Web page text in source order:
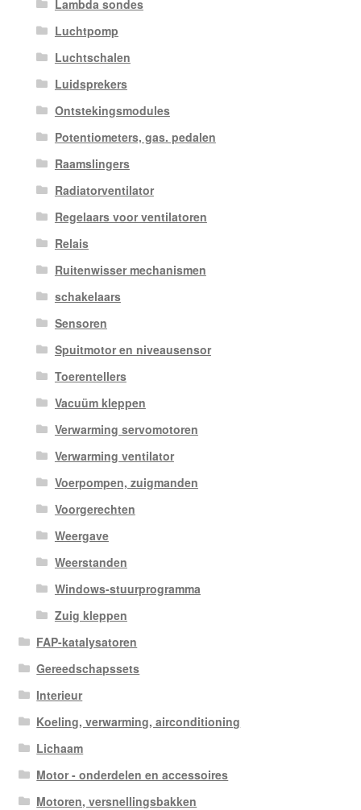
Lambda sondes
Luchtpomp
Luchtschalen
Luidsprekers
Ontstekingsmodules
Potentiometers, gas. pedalen
Raamslingers
Radiatorventilator
Regelaars voor ventilatoren
Relais
Ruitenwisser mechanismen
schakelaars
Sensoren
Spuitmotor en niveausensor
Toerentellers
Vacuüm kleppen
Verwarming servomotoren
Verwarming ventilator
Voerpompen, zuigmanden
Voorgerechten
Weergave
Weerstanden
Windows-stuurprogramma
Zuig kleppen
FAP-katalysatoren
Gereedschapssets
Interieur
Koeling, verwarming, airconditioning
Lichaam
Motor - onderdelen en accessoires
Motoren, versnellingsbakken